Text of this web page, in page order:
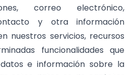
correo electrónico,
y otra información
nuestros servicios, recursos
funcionalidades que
e información sobre la